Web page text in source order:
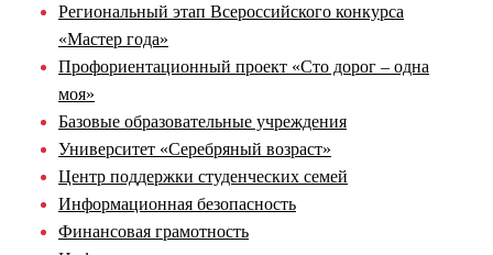
Региональный этап Всероссийского конкурса
«Мастер года»
Профориентационный проект «Сто дорог – одна
моя»
Базовые образовательные учреждения
Университет «Серебряный возраст»
Центр поддержки студенческих семей
Информационная безопасность
Финансовая грамотность